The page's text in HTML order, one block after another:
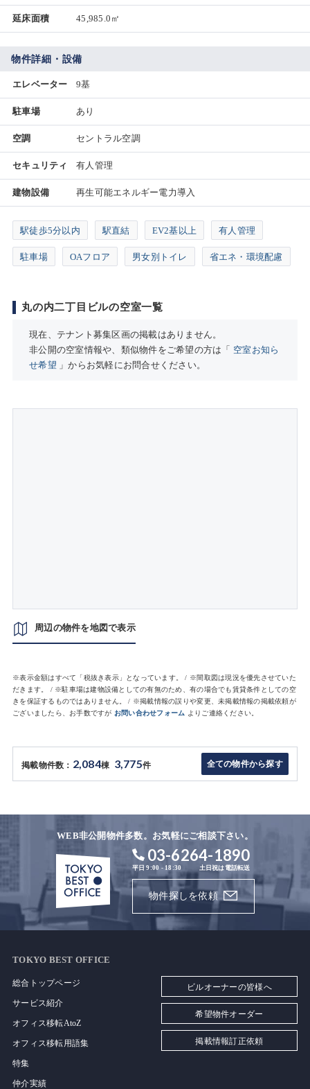
延床面積 45,985.0㎡
物件詳細・設備
エレベーター 9基
駐車場 あり
空調 セントラル空調
セキュリティ 有人管理
建物設備 再生可能エネルギー電力導入
駅徒歩5分以内 駅直結 EV2基以上 有人管理
駐車場 OAフロア 男女別トイレ 省エネ・環境配慮
丸の内二丁目ビルの空室一覧
現在、テナント募集区画の掲載はありません。
非公開の空室情報や、類似物件をご希望の方は「 空室お知ら
せ希望 」からお気軽にお問合せください。
周辺の物件を地図で表示
※表示金額はすべて「税抜き表示」となっています。 / ※間取図は現況を優先させていた
だきます。 / ※駐車場は建物設備としての有無のため、有の場合でも賃貸条件としての空
きを保証するものではありません。 / ※掲載情報の誤りや変更、未掲載情報の掲載依頼が
ございましたら、お手数ですが お問い合わせフォーム よりご連絡ください。
掲載物件数： 2,084棟 3,775件 全ての物件から探す
WEB非公開物件多数。お気軽にご相談下さい。
03-6264-1890
平日 9:00 - 18:30 土日祝は電話転送
物件探しを依頼
TOKYO BEST OFFICE
総合トップページ
サービス紹介
オフィス移転AtoZ
オフィス移転用語集
特集
仲介実績
ビルオーナーの皆様へ
希望物件オーダー
掲載情報訂正依頼